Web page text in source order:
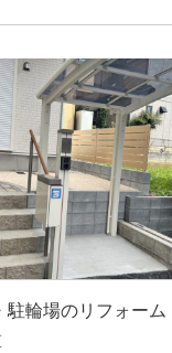
駐輪場のリフォーム